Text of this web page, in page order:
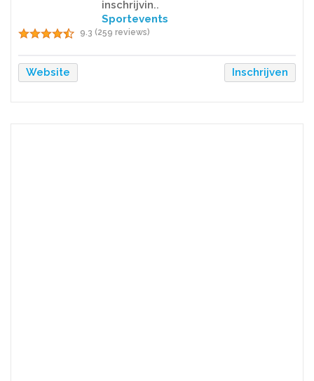
inschrijvin..
Sportevents
9.3 (259 reviews)
Website Inschrijven